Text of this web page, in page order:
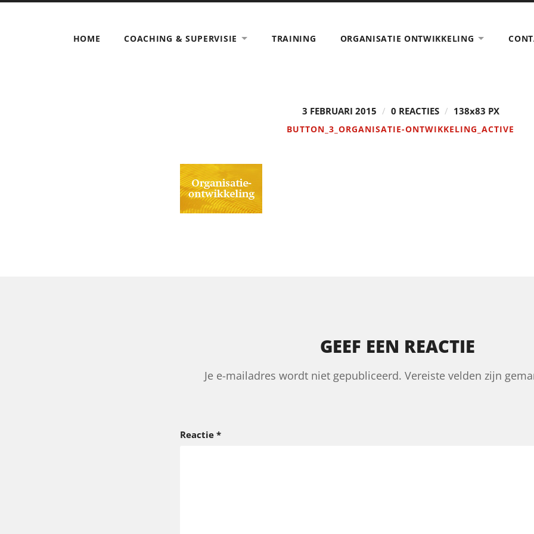
HOME COACHING & SUPERVISIE TRAINING ORGANISATIE ONTWIKKELING
3 FEBRUARI 2015 / 0 REACTIES / 138x83 PX
BUTTON_3_ORGANISATIE-ONTWIKKELING_ACTIVE
GEEF EEN REACTIE
Je e-mailadres wordt niet gepubliceerd. Vereiste velden zijn
Reactie *